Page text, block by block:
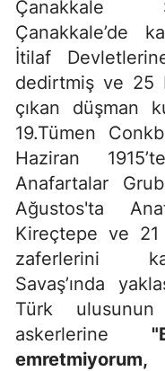
Çanakkale
Çanakkale’de
İtilaf
dedirtmiş ve 25
çıkan düşman
19.Tümen
Haziran
Anafartalar
Ağustos'ta
Kireçtepe ve 21
zaferlerini
Savaş’ında
Türk
askerlerine